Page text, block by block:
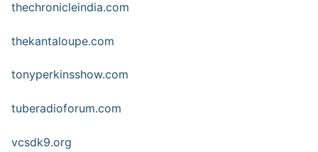
thechronicleindia.com
thekantaloupe.com
tonyperkinsshow.com
tuberadioforum.com
vcsdk9.org